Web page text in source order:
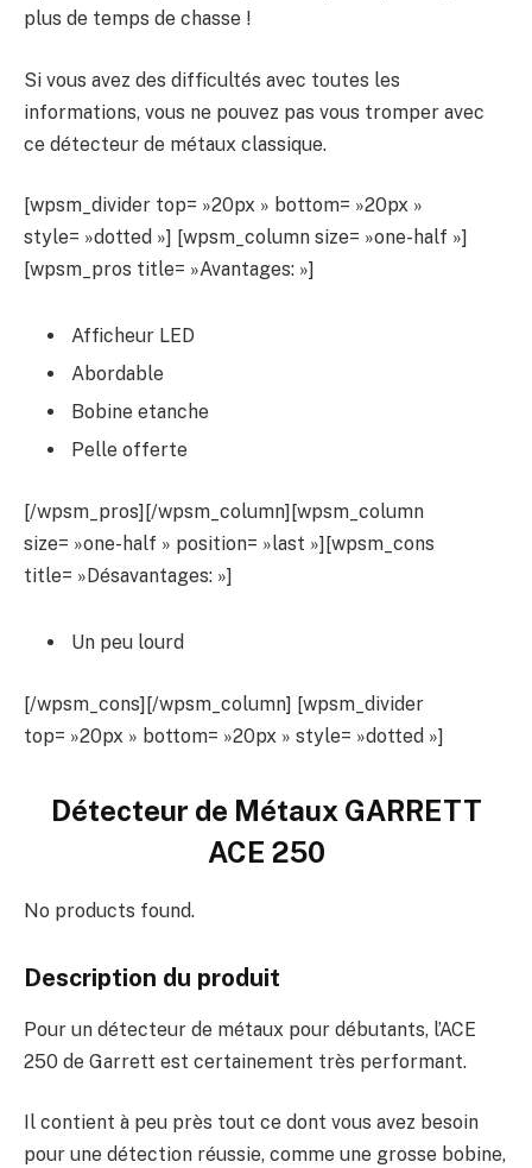
plus de temps de chasse !
Si vous avez des difficultés avec toutes les
informations, vous ne pouvez pas vous tromper avec
ce détecteur de métaux classique.
[wpsm_divider top= »20px » bottom= »20px »
style= »dotted »] [wpsm_column size= »one-half »]
[wpsm_pros title= »Avantages: »]
Afficheur LED
Abordable
Bobine etanche
Pelle offerte
[/wpsm_pros][/wpsm_column][wpsm_column
size= »one-half » position= »last »][wpsm_cons
title= »Désavantages: »]
Un peu lourd
[/wpsm_cons][/wpsm_column] [wpsm_divider
top= »20px » bottom= »20px » style= »dotted »]
Détecteur de Métaux GARRETT
ACE 250
No products found.
Description du produit
Pour un détecteur de métaux pour débutants, l’ACE
250 de Garrett est certainement très performant.
Il contient à peu près tout ce dont vous avez besoin
pour une détection réussie, comme une grosse bobine,